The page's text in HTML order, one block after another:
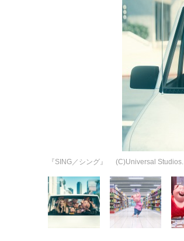
『SING／シング』 (C)Universal Studios.